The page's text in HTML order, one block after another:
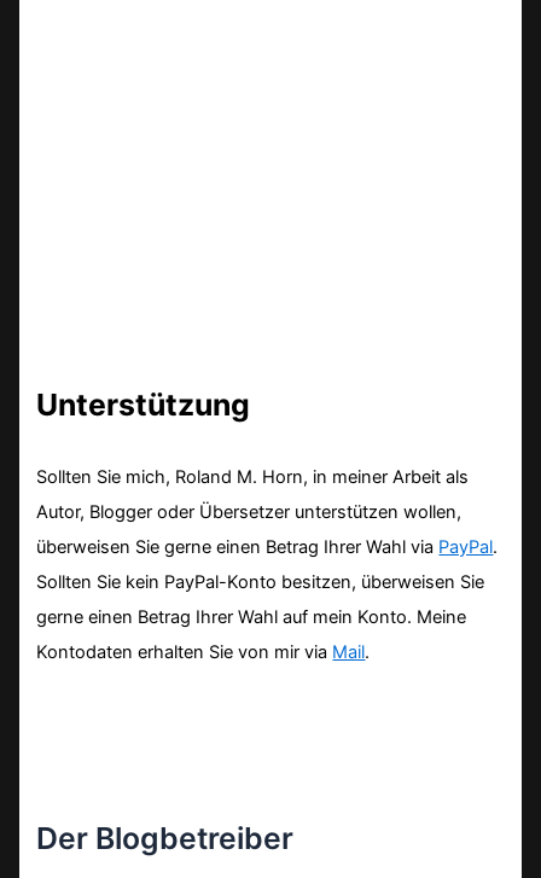
Unterstützung
Sollten Sie mich, Roland M. Horn, in meiner Arbeit als
Autor, Blogger oder Übersetzer unterstützen wollen,
überweisen Sie gerne einen Betrag Ihrer Wahl via PayPal.
Sollten Sie kein PayPal-Konto besitzen, überweisen Sie
gerne einen Betrag Ihrer Wahl auf mein Konto. Meine
Kontodaten erhalten Sie von mir via Mail.
Der Blogbetreiber